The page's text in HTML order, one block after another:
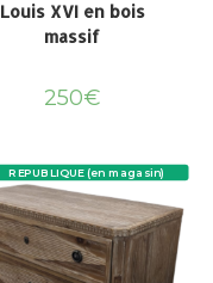
Louis XVI en bois
massif
250€
REPUBLIQUE (en magasin)